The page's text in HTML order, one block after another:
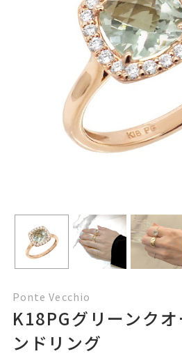
Ponte Vecchio
K18PGグリーンク
ンドリング